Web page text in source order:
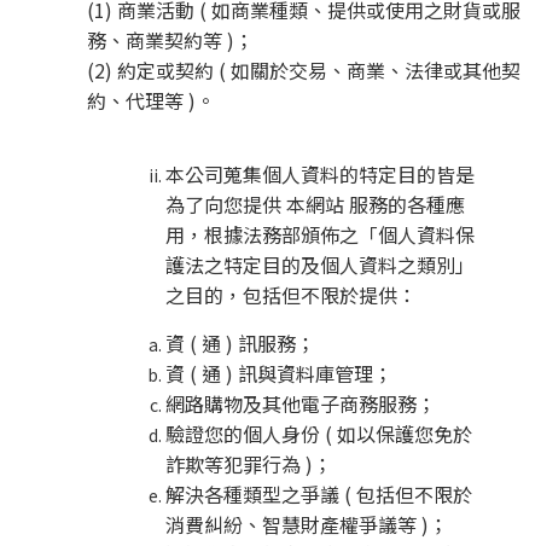
(1) 商業活動 ( 如商業種類、提供或使用之財貨或服
務、商業契約等 )；
(2) 約定或契約 ( 如關於交易、商業、法律或其他契
約、代理等 )。
本公司蒐集個人資料的特定目的皆是
為了向您提供 本網站 服務的各種應
用，根據法務部頒佈之「個人資料保
護法之特定目的及個人資料之類別」
之目的，包括但不限於提供：
資 ( 通 ) 訊服務；
資 ( 通 ) 訊與資料庫管理；
網路購物及其他電子商務服務；
驗證您的個人身份 ( 如以保護您免於
詐欺等犯罪行為 )；
解決各種類型之爭議 ( 包括但不限於
消費糾紛、智慧財產權爭議等 )；